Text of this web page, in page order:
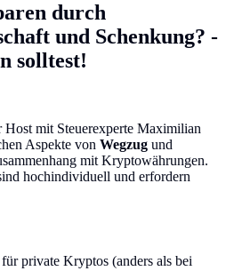
durch
und Schenkung? -
solltest!
mit Steuerexperte Maximilian
Aspekte von Wegzug und
mit Kryptowährungen.
hochindividuell und erfordern
für private Kryptos (anders als bei